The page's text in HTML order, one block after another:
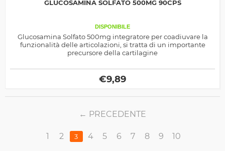
GLUCOSAMINA SOLFATO 500MG 90CPS
DISPONIBILE
Glucosamina Solfato 500mg integratore per coadiuvare la
funzionalità delle articolazioni, si tratta di un importante
precursore della cartilagine
€9,89
PRECEDENTE
1 2 3 4 5 6 7 8 9 10